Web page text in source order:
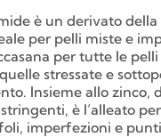
è un derivato
per pelli miste e
per tutte le pelli
stressate e
Insieme allo zinco,
è l’alleato
imperfezioni e